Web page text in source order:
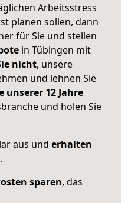
Arbeitsstress
planen sollen, dann
für Sie und stellen
in Tübingen mit
nicht, unsere
und lehnen Sie
unserer 12 Jahre
und holen Sie
aus und erhalten
.
sparen, das